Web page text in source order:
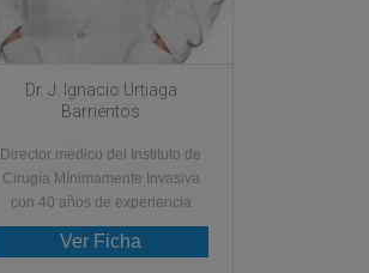
Dr. J. Ignacio Urtiaga
Barrientos
Director médico del Instituto de
Cirugía Mínimamente Invasiva
con 40 años de experiencia
Ver Ficha